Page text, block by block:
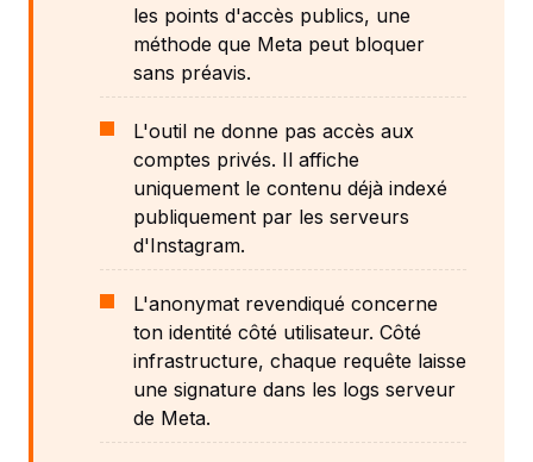
les points d'accès publics, une
méthode que Meta peut bloquer
sans préavis.
L'outil ne donne pas accès aux
comptes privés. Il affiche
uniquement le contenu déjà indexé
publiquement par les serveurs
d'Instagram.
L'anonymat revendiqué concerne
ton identité côté utilisateur. Côté
infrastructure, chaque requête laisse
une signature dans les logs serveur
de Meta.